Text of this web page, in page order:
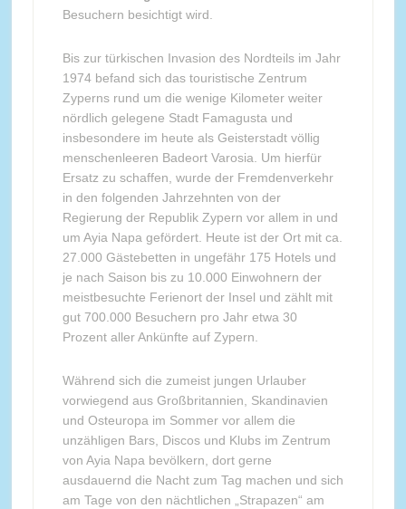
Besuchern besichtigt wird.
Bis zur türkischen Invasion des Nordteils im Jahr
1974 befand sich das touristische Zentrum
Zyperns rund um die wenige Kilometer weiter
nördlich gelegene Stadt Famagusta und
insbesondere im heute als Geisterstadt völlig
menschenleeren Badeort Varosia. Um hierfür
Ersatz zu schaffen, wurde der Fremdenverkehr
in den folgenden Jahrzehnten von der
Regierung der Republik Zypern vor allem in und
um Ayia Napa gefördert. Heute ist der Ort mit ca.
27.000 Gästebetten in ungefähr 175 Hotels und
je nach Saison bis zu 10.000 Einwohnern der
meistbesuchte Ferienort der Insel und zählt mit
gut 700.000 Besuchern pro Jahr etwa 30
Prozent aller Ankünfte auf Zypern.
Während sich die zumeist jungen Urlauber
vorwiegend aus Großbritannien, Skandinavien
und Osteuropa im Sommer vor allem die
unzähligen Bars, Discos und Klubs im Zentrum
von Ayia Napa bevölkern, dort gerne
ausdauernd die Nacht zum Tag machen und sich
am Tage von den nächtlichen „Strapazen“ am